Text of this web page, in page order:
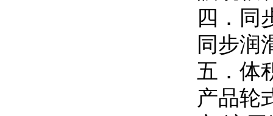
四．同
同步润
五．体
产品轮